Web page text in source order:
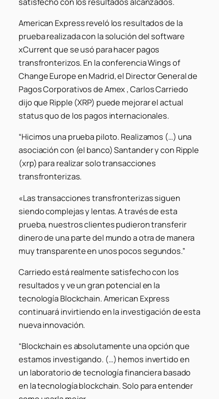
American Express reveló los resultados de la
prueba realizada con la solución del software
xCurrent que se usó para hacer pagos
transfronterizos. En la conferencia Wings of
Change Europe en Madrid, el Director General de
Pagos Corporativos de Amex , Carlos Carriedo
dijo que Ripple (XRP) puede mejorar el actual
status quo de los pagos internacionales.
“Hicimos una prueba piloto. Realizamos (…) una
asociación con (el banco) Santander y con Ripple
(xrp) para realizar solo transacciones
transfronterizas.
«Las transacciones transfronterizas siguen
siendo complejas y lentas. A través de esta
prueba, nuestros clientes pudieron transferir
dinero de una parte del mundo a otra de manera
muy transparente en unos pocos segundos.”
Carriedo está realmente satisfecho con los
resultados y ve un gran potencial en la
tecnología Blockchain. American Express
continuará invirtiendo en la investigación de esta
nueva innovación.
“Blockchain es absolutamente una opción que
estamos investigando. (…) hemos invertido en
un laboratorio de tecnología financiera basado
en la tecnología blockchain. Solo para entender